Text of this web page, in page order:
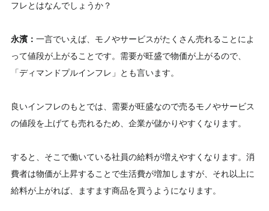
フレとはなんでしょうか？
永濱： 一言でいえば、モノやサービスがたくさん売れることによ
って値段が上がることです。需要が旺盛で物価が上がるので、
「ディマンドプルインフレ」とも言います。
良いインフレのもとでは、需要が旺盛なので売るモノやサービス
の値段を上げても売れるため、企業が儲かりやすくなります。
すると、そこで働いている社員の給料が増えやすくなります。消
費者は物価が上昇することで生活費が増加しますが、それ以上に
給料が上がれば、ますます商品を買うようになります。